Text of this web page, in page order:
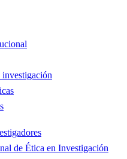
investigación
de Ética en Investigación